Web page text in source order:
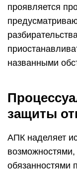
проявляется
названными
защиты
АПК наделяет
обязанностями